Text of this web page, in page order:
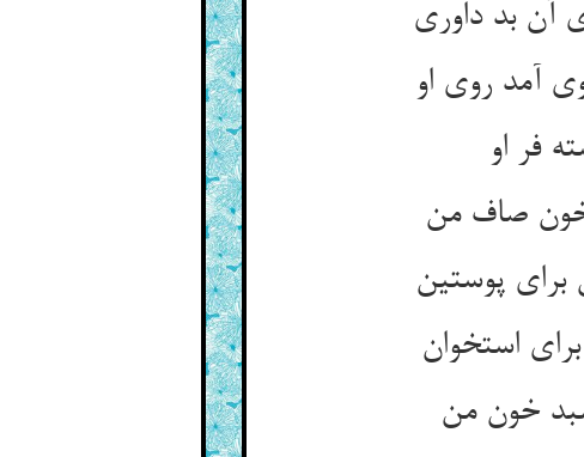
آمد روی او
فر او